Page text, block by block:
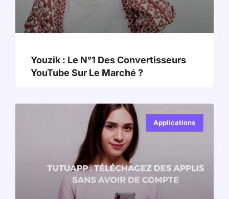
Youzik : Le N°1 Des Convertisseurs
YouTube Sur Le Marché ?
Applications